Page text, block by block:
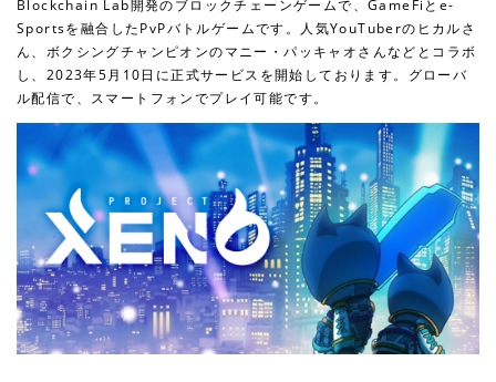
Blockchain Lab開発のブロックチェーンゲームで、GameFiとe-
Sportsを融合したPvPバトルゲームです。人気YouTuberのヒカルさ
ん、ボクシングチャンピオンのマニー・パッキャオさんなどとコラボ
し、2023年5月10日に正式サービスを開始しております。グローバ
ル配信で、スマートフォンでプレイ可能です。